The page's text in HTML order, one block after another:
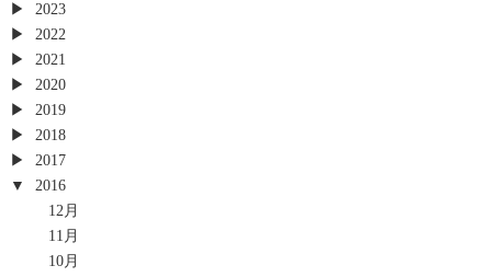
2023
2022
2021
2020
2019
2018
2017
2016
12月
11月
10月